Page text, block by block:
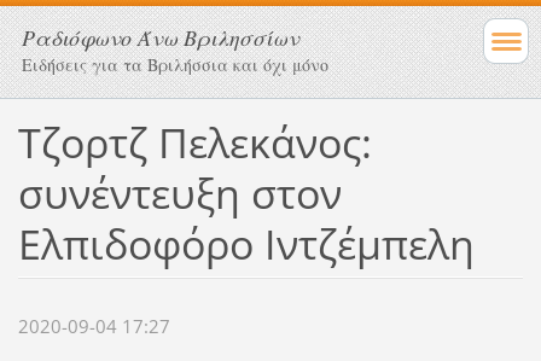
Ραδιόφωνο Άνω Βριλησσίων
Ειδήσεις για τα Βριλήσσια και όχι μόνο
Τζορτζ Πελεκάνος:
συνέντευξη στον
Ελπιδοφόρο Ιντζέμπελη
2020-09-04 17:27